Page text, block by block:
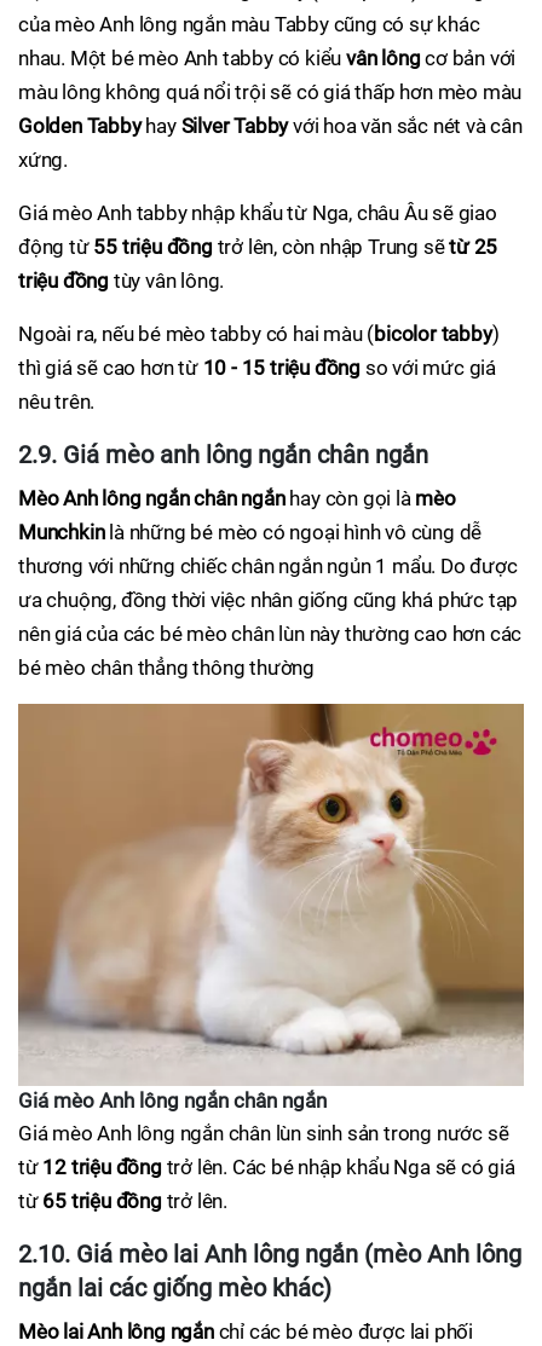
của mèo Anh lông ngắn màu Tabby cũng có sự khác
nhau. Một bé mèo Anh tabby có kiểuvân lông cơ bản với
màu lông không quá nổi trội sẽ có giá thấp hơn mèo màu
Golden Tabbyhay Silver Tabbyvới hoa văn sắc nét và cân
xứng.
Giá mèo Anh tabby nhập khẩu từ Nga, châu Âu sẽ giao
động từ 55 triệu đồng trở lên, còn nhập Trung sẽtừ 25
triệu đồng tùy vân lông.
Ngoài ra, nếu bé mèo tabby có hai màu (bicolor tabby)
thì giá sẽ cao hơn từ 10 - 15 triệu đồng so với mức giá
nêu trên.
2.9. Giá mèo anh lông ngắn chân ngắn
Mèo Anh lông ngắn chân ngắnhay còn gọi là mèo
Munchkinlà những bé mèo có ngoại hình vô cùng dễ
thương với những chiếc chân ngắn ngủn 1 mẩu. Do được
ưa chuộng, đồng thời việc nhân giống cũng khá phức tạp
nên giá của các bé mèo chân lùn này thường cao hơn các
bé mèo chân thẳng thông thường
Giá mèo Anh lông ngắn chân ngắn
Giá mèo Anh lông ngắn chân lùn sinh sản trong nước sẽ
từ 12 triệu đồng trở lên. Các bé nhập khẩu Nga sẽ có giá
từ 65 triệu đồng trở lên.
2.10. Giá mèo lai Anh lông ngắn (mèo Anh lông
ngắn lai các giống mèo khác)
Mèo lai Anh lông ngắnchỉ các bé mèo được lai phối